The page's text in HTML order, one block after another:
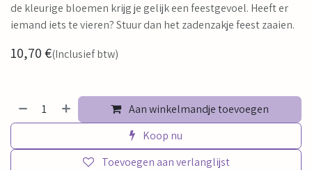
de kleurige bloemen krijg je gelijk een feestgevoel. Heeft er
iemand iets te vieren? Stuur dan het zadenzakje feest zaaien.
10,70€(Inclusief btw)
Aan winkelmandje toevoegen
Koop nu
Toevoegen aan verlanglijst